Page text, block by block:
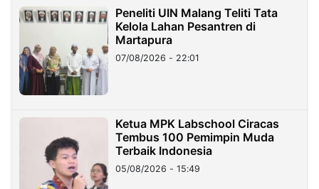
Peneliti UIN Malang Teliti Tata
Kelola Lahan Pesantren di
Martapura
07/08/2026 - 22:01
Ketua MPK Labschool Ciracas
Tembus 100 Pemimpin Muda
Terbaik Indonesia
05/08/2026 - 15:49